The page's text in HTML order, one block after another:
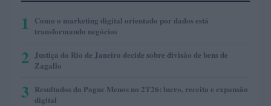
1
Como o marketing digital orientado por dados está
transformando negócios
2
Justiça do Rio de Janeiro decide sobre divisão de bens de
Zagallo
3 Resultados da Pague Menos no 2T26: lucro, receita e expansão
digital